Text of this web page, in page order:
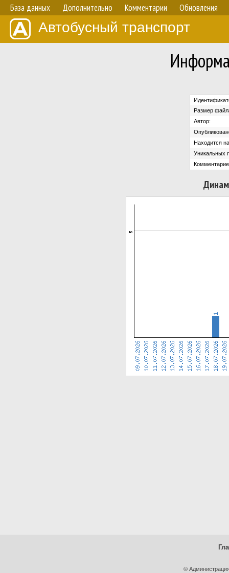
База данных Дополнительно Комментарии Обновления
Автобусный транспорт
Размер
Автор:
Находится
Уникальных
©